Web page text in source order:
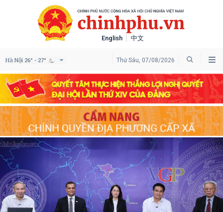
English 中文
Thứ Sáu, 07/08/2026
Hà Nội 26° - 27°